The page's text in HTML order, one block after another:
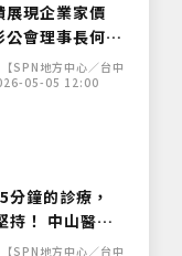
展現企業家價
公會理事長何昱
中市好人好事代
營轉化公益力
SPN地方中心／台中
05-05 12:00
分鐘的診療，
持！ 中山醫大
義診13年
SPN地方中心／台中